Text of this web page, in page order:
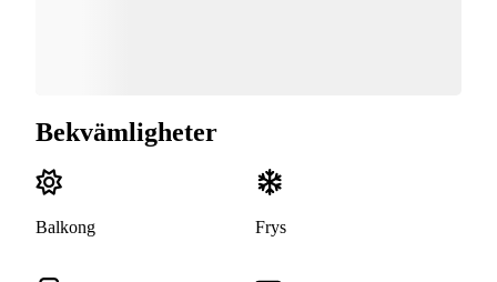
Bekvämligheter
Balkong Frys